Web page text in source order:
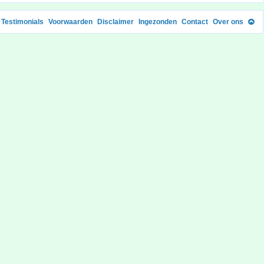
Testimonials Voorwaarden Disclaimer Ingezonden Contact Over ons